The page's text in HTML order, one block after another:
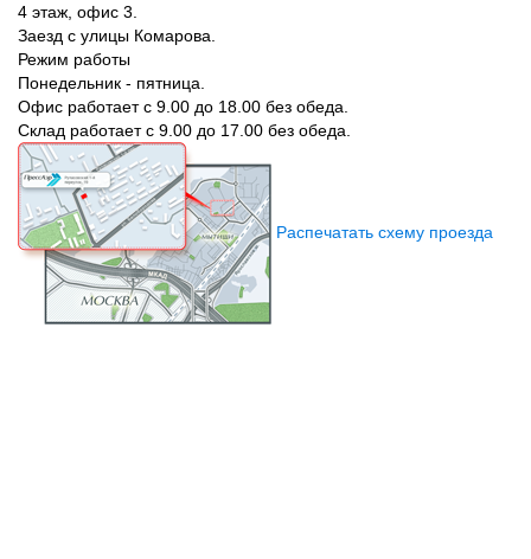
4 этаж, офис 3.
Заезд с улицы Комарова.
Режим работы
Понедельник - пятница.
Офис работает с 9.00 до 18.00 без обеда.
Склад работает с 9.00 до 17.00 без обеда.
Распечатать схему проезда